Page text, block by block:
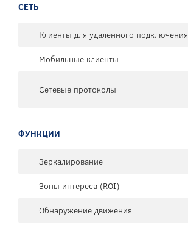
СЕТЬ
Клиенты для удаленного подключения
Мобильные клиенты
Сетевые протоколы
ФУНКЦИИ
Зеркалирование
Зоны интереса (ROI)
Обнаружение движения